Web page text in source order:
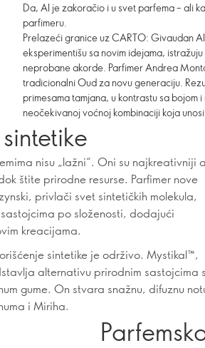
Da, AI je zakoračio i u svet parfema – ali
parfimeru.
Prelazeći granice uz CARTO: Givaudan
eksperimentišu sa novim idejama,
neprobane akorde. Parfimer Andrea
tradicionalni Oud za novu generaciju.
primesama tamjana, u kontrastu sa
neočekivanoj voćnoj kombinaciji koja
nisu „lažni“. Oni su najkreativniji
štite prirodne resurse. Parfimer nove
privlači svet sintetičkih molekula,
po složenosti, dodajući
kreacijama.
sintetike je održivo. Mystikal™,
alternativu prirodnim sastojcima
gume. On stvara snažnu, difuznu
i Miriha.